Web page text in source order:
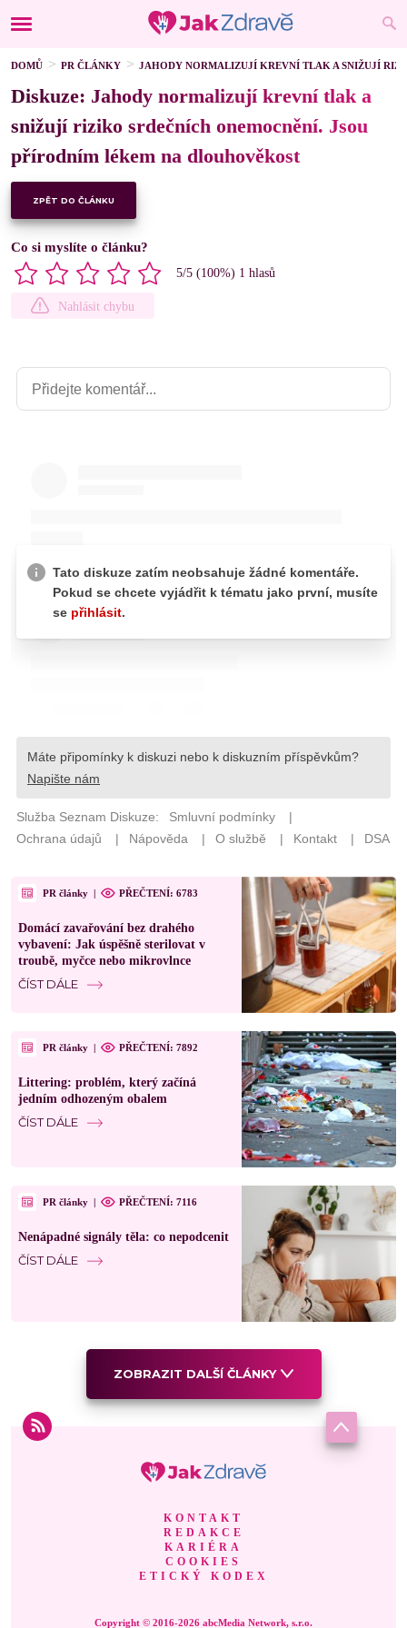
DOMŮ PR ČLÁNKY JAHODY NORMALIZUJÍ KREVNÍ TLAK A SNIŽUJÍ
Diskuze: Jahody normalizují krevní tlak a
snižují riziko srdečních onemocnění. Jsou
přírodním lékem na dlouhověkost
ZPĚT DO ČLÁNKU
Co si myslíte o článku?
5/5 (100%) 1 hlasů
Nahlásit chybu
PR články | PŘEČTENÍ: 6783
Domácí zavařování bez drahého
vybavení: Jak úspěšně sterilovat v
troubě, myčce nebo mikrovlnce
ČÍST DÁLE
PR články | PŘEČTENÍ: 7892
Littering: problém, který začíná
jedním odhozeným obalem
ČÍST DÁLE
PR články | PŘEČTENÍ: 7116
Nenápadné signály těla: co nepodcenit
ČÍST DÁLE
ZOBRAZIT DALŠÍ ČLÁNKY
KONTAKT
REDAKCE
KARIÉRA
COOKIES
ETICKÝ KODEX
Copyright © 2016-2026 abcMedia Network, s.r.o.